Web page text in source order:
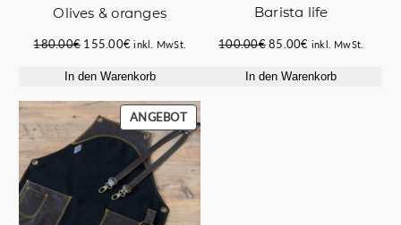
Οlives & oranges
180.00€ Ursprünglicher
war:
155.00€Aktueller
ist:
inkl. MwSt.
In den Warenkorb
Barista life
100.00€Ursprünglicher
war:
85.00€ Aktueller
ist:
inkl. MwSt.
In den Warenkorb
ANGEBOTPRODUKT
IM
ANGEBOT